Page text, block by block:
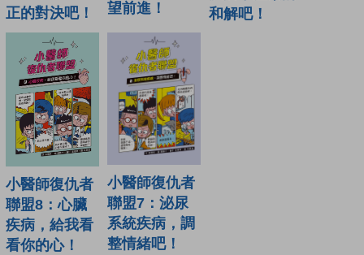
正的對決吧！
望前進！
和解吧！
小醫師復仇者
聯盟8：心臟
疾病，給我看
看你的心！
小醫師復仇者
聯盟7：泌尿
系統疾病，調
整情緒吧！